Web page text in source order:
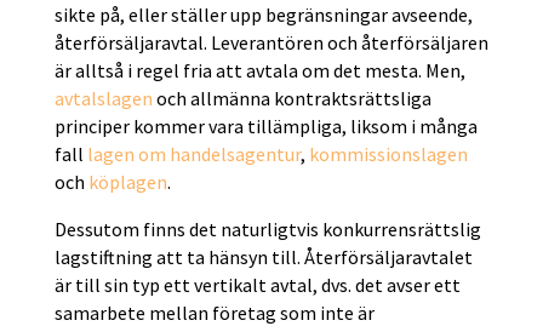
sikte på, eller ställer upp begränsningar avseende,
återförsäljaravtal. Leverantören och återförsäljaren
är alltså i regel fria att avtala om det mesta. Men,
avtalslagen och allmänna kontraktsrättsliga
principer kommer vara tillämpliga, liksom i många
fall lagen om handelsagentur, kommissionslagen
och köplagen.
Dessutom finns det naturligtvis konkurrensrättslig
lagstiftning att ta hänsyn till. Återförsäljaravtalet
är till sin typ ett vertikalt avtal, dvs. det avser ett
samarbete mellan företag som inte är